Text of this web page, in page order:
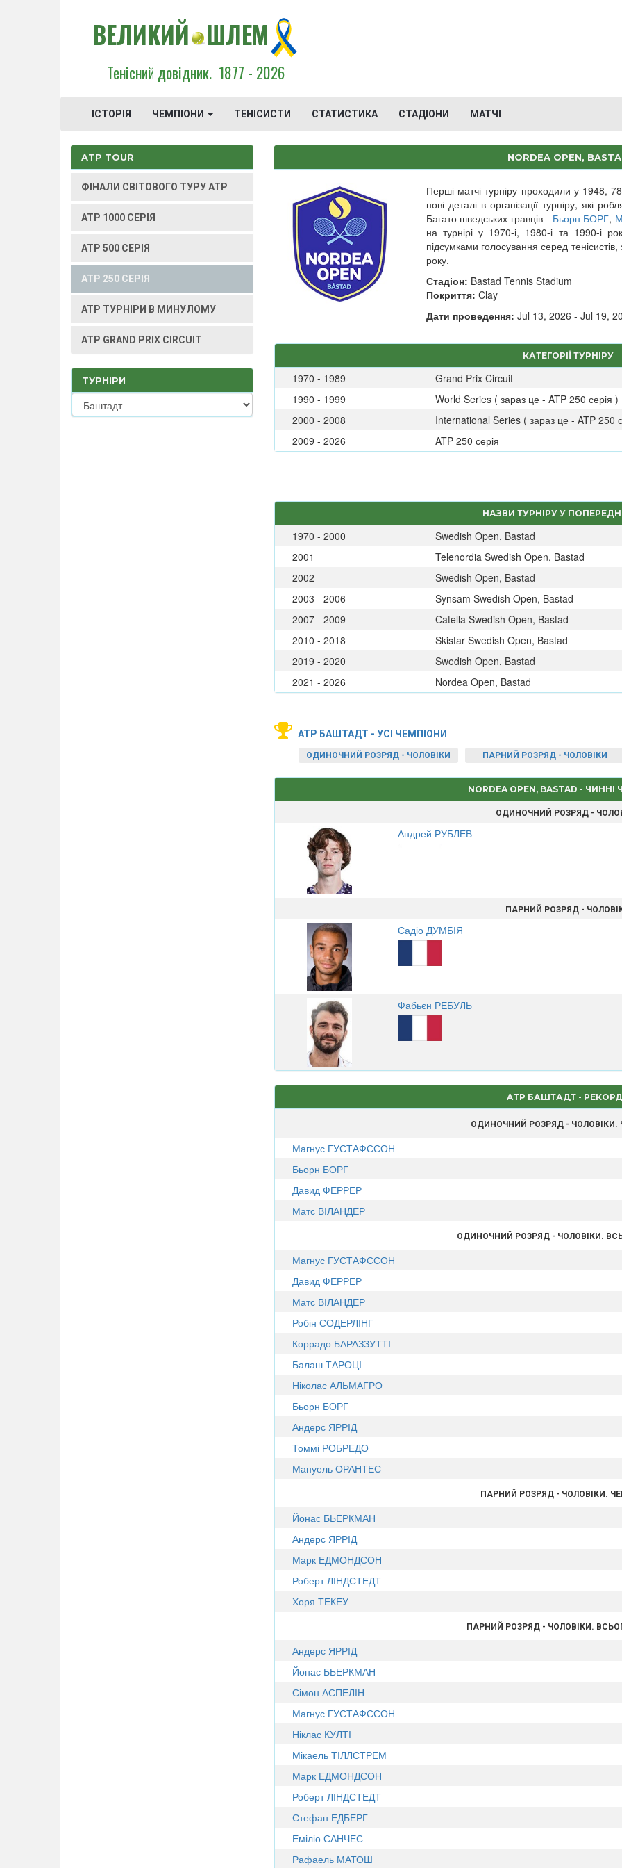
ВЕЛИКИЙ ШЛЕМ
Тенісний довідник. 1877 - 2026
ІСТОРІЯ ЧЕМПІОНИ ТЕНІСИСТИ СТАТИСТИКА СТАДІОНИ МАТЧІ
ATP TOUR
ФІНАЛИ СВІТОВОГО ТУРУ ATP
ATP 1000 СЕРІЯ
ATP 500 СЕРІЯ
ATP 250 СЕРІЯ
ATP ТУРНІРИ В МИНУЛОМУ
ATP GRAND PRIX CIRCUIT
ТУРНІРИ
NORDEA OPEN,
Перші матчі турніру проходили у 1948,
нові деталі в організації турніру, які
Багато шведських гравців - Бьорн БОРГ,
на турнірі у 1970-і, 1980-і та 1990-і
підсумками голосування серед
року.
Стадіон: Bastad Tennis Stadium
Покриття: Clay
Дати проведення: Jul 13, 2026 - Jul 19,
КАТЕГОРІЇ ТУРНІРУ
1970 - 1989
Grand Prix Circuit
1990 - 1999
World Series ( зараз це - ATP 250 серія )
2000 - 2008
International Series ( зараз це - ATP 250
2009 - 2026
ATP 250 серія
НАЗВИ ТУРНІРУ У
1970 - 2000
Swedish Open, Bastad
2001
Telenordia Swedish Open, Bastad
2002
Swedish Open, Bastad
2003 - 2006
Synsam Swedish Open, Bastad
2007 - 2009
Catella Swedish Open, Bastad
2010 - 2018
Skistar Swedish Open, Bastad
2019 - 2020
Swedish Open, Bastad
2021 - 2026
Nordea Open, Bastad
ATP БАШТАДТ - УСІ ЧЕМПІОНИ
ОДИНОЧНИЙ РОЗРЯД - ЧОЛОВІКИ ПАРНИЙ РОЗРЯД - ЧОЛОВІКИ
NORDEA OPEN, BASTAD -
ОДИНОЧНИЙ РОЗРЯД -
Андрей РУБЛЕВ
ПАРНИЙ РОЗРЯД -
Садіо ДУМБІЯ
Фабьєн РЕБУЛЬ
ATP БАШТАДТ -
ОДИНОЧНИЙ РОЗРЯД - ЧОЛОВІКИ.
Магнус ГУСТАФССОН
Бьорн БОРГ
Давид ФЕРРЕР
Матс ВІЛАНДЕР
ОДИНОЧНИЙ РОЗРЯД - ЧОЛОВІКИ.
Магнус ГУСТАФССОН
Давид ФЕРРЕР
Матс ВІЛАНДЕР
Робін СОДЕРЛІНГ
Коррадо БАРАЗЗУТТІ
Балаш ТАРОЦІ
Ніколас АЛЬМАГРО
Бьорн БОРГ
Андерс ЯРРІД
Томмі РОБРЕДО
Мануель ОРАНТЕС
ПАРНИЙ РОЗРЯД - ЧОЛОВІКИ.
Йонас БЬЕРКМАН
Андерс ЯРРІД
Марк ЕДМОНДСОН
Роберт ЛІНДСТЕДТ
Хоря ТЕКЕУ
ПАРНИЙ РОЗРЯД - ЧОЛОВІКИ.
Андерс ЯРРІД
Йонас БЬЕРКМАН
Сімон АСПЕЛІН
Магнус ГУСТАФССОН
Ніклас КУЛТІ
Мікаель ТІЛЛСТРЕМ
Марк ЕДМОНДСОН
Роберт ЛІНДСТЕДТ
Стефан ЕДБЕРГ
Еміліо САНЧЕС
Рафаель МАТОШ